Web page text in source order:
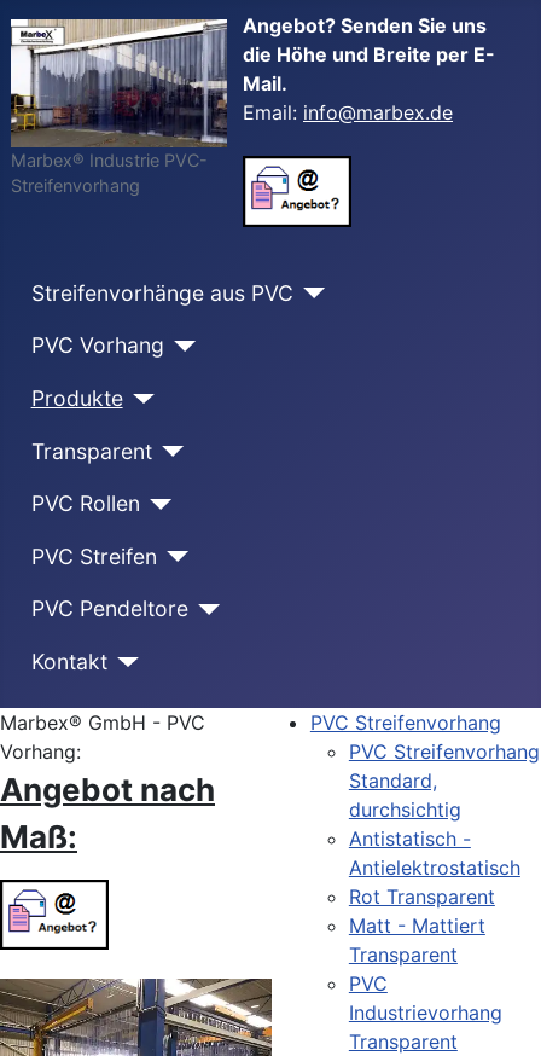
Marbex® Industrie PVC-
Streifenvorhang
Angebot? Senden Sie uns
die Höhe und Breite per E-
Mail.
Email: info@marbex.de
Streifenvorhänge aus PVC
PVC Vorhang
Produkte
Transparent
PVC Rollen
PVC Streifen
PVC Pendeltore
Kontakt
Marbex® GmbH - PVC
Vorhang:
Angebot nach
Maß:
PVC Streifenvorhang
PVC Streifenvorhang
Standard,
durchsichtig
Antistatisch -
Antielektrostatisch
Rot Transparent
Matt - Mattiert
Transparent
PVC
Industrievorhang
Transparent